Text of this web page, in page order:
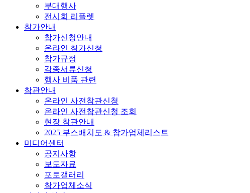
부대행사
전시회 리플렛
참가안내
참가신청안내
온라인 참가신청
참가규정
각종서류신청
행사 비품 관련
참관안내
온라인 사전참관신청
온라인 사전참관신청 조회
현장 참관안내
2025 부스배치도 & 참가업체리스트
미디어센터
공지사항
보도자료
포토갤러리
참가업체소식